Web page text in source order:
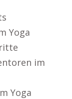
Yoga
im
Yoga